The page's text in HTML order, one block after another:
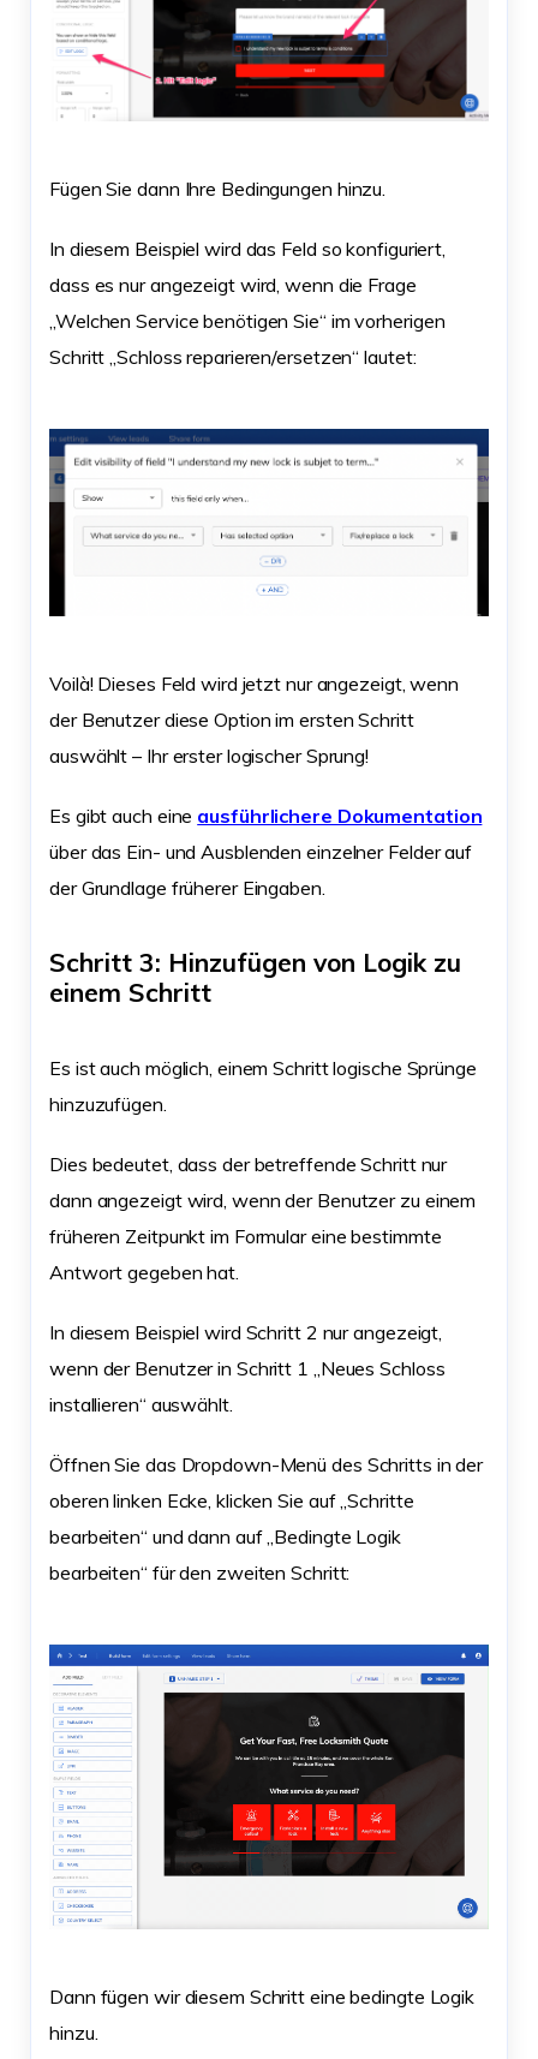
Fügen Sie dann Ihre Bedingungen hinzu.
In diesem Beispiel wird das Feld so konfiguriert,
dass es nur angezeigt wird, wenn die Frage
„Welchen Service benötigen Sie“ im vorherigen
Schritt „Schloss reparieren/ersetzen“ lautet:
Voilà! Dieses Feld wird jetzt nur angezeigt, wenn
der Benutzer diese Option im ersten Schritt
auswählt – Ihr erster logischer Sprung!
Es gibt auch eine ausführlichere Dokumentation
über das Ein- und Ausblenden einzelner Felder auf
der Grundlage früherer Eingaben.
Schritt 3: Hinzufügen von Logik zu
einem Schritt
Es ist auch möglich, einem Schritt logische Sprünge
hinzuzufügen.
Dies bedeutet, dass der betreffende Schritt nur
dann angezeigt wird, wenn der Benutzer zu einem
früheren Zeitpunkt im Formular eine bestimmte
Antwort gegeben hat.
In diesem Beispiel wird Schritt 2 nur angezeigt,
wenn der Benutzer in Schritt 1 „Neues Schloss
installieren“ auswählt.
Öffnen Sie das Dropdown-Menü des Schritts in der
oberen linken Ecke, klicken Sie auf „Schritte
bearbeiten“ und dann auf „Bedingte Logik
bearbeiten“ für den zweiten Schritt:
Dann fügen wir diesem Schritt eine bedingte Logik
hinzu.